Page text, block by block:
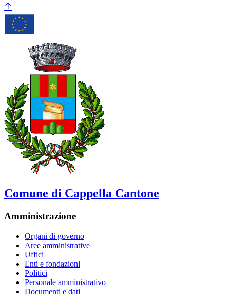
Comune di Cappella Cantone
Amministrazione
Organi di governo
Aree amministrative
Uffici
Enti e fondazioni
Politici
Personale amministrativo
Documenti e dati